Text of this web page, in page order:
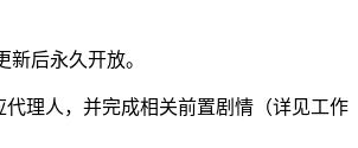
新后永久开放。
代理人，并完成相关前置剧情（详见工作